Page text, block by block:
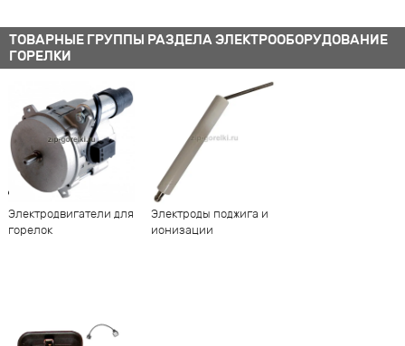
ТОВАРНЫЕ ГРУППЫ РАЗДЕЛА ЭЛЕКТРООБОРУДОВАНИЕ
ГОРЕЛКИ
Электродвигатели для
горелок
Электроды поджига и
ионизации